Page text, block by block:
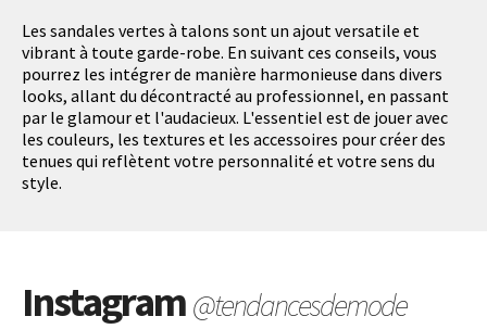
Les sandales vertes à talons sont un ajout versatile et
vibrant à toute garde-robe. En suivant ces conseils, vous
pourrez les intégrer de manière harmonieuse dans divers
looks, allant du décontracté au professionnel, en passant
par le glamour et l'audacieux. L'essentiel est de jouer avec
les couleurs, les textures et les accessoires pour créer des
tenues qui reflètent votre personnalité et votre sens du
style.
Instagram@tendancesdemode